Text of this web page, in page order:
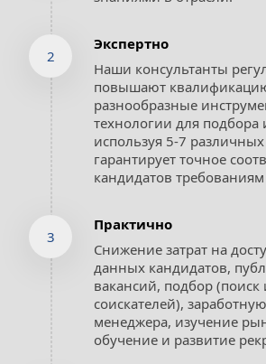
2
Экспертно
Наши консультанты
повышают
разнообразные
технологии для подбора
используя 5-7
гарантирует точное
кандидатов
3
Практично
Снижение затрат на
данных кандидатов,
вакансий, подбор (поиск
соискателей),
менеджера, изучение
обучение и развитие